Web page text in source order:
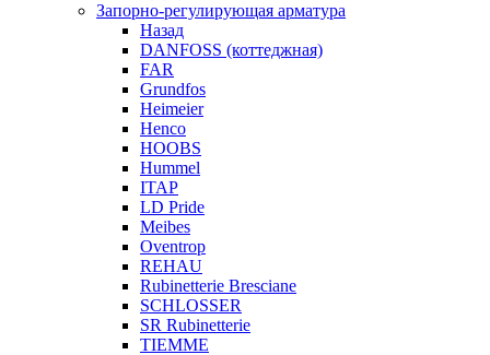
Запорно-регулирующая арматура
Назад
DANFOSS (коттеджная)
FAR
Grundfos
Heimeier
Henco
HOOBS
Hummel
ITAP
LD Pride
Meibes
Oventrop
REHAU
Rubinetterie Bresciane
SCHLOSSER
SR Rubinetterie
TIEMME